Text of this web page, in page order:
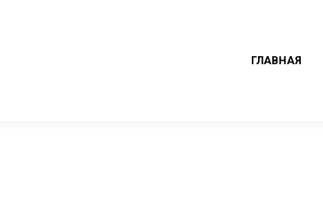
ГЛАВНАЯ